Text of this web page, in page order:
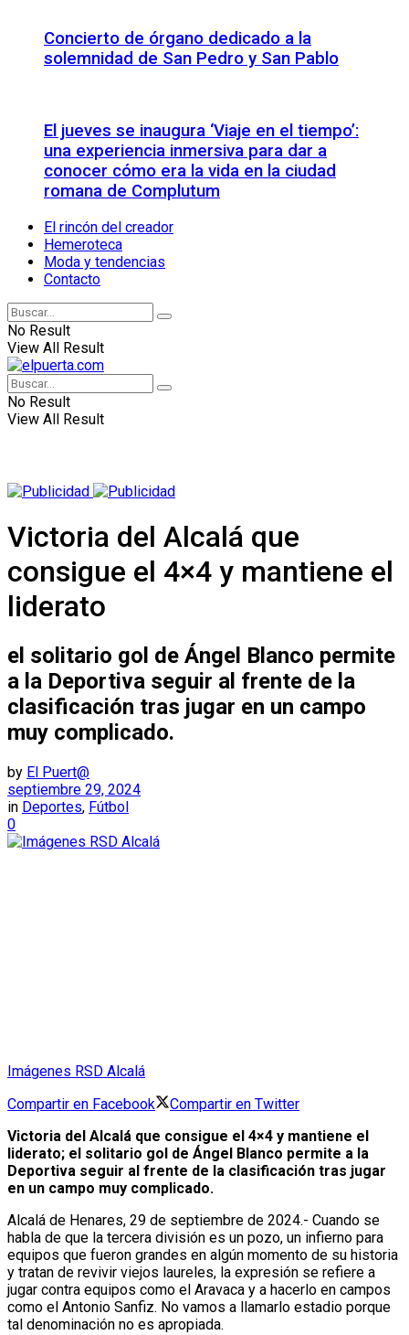
Concierto de órgano dedicado a la
solemnidad de San Pedro y San Pablo
El jueves se inaugura ‘Viaje en el tiempo’:
una experiencia inmersiva para dar a
conocer cómo era la vida en la ciudad
romana de Complutum
El rincón del creador
Hemeroteca
Moda y tendencias
Contacto
No Result
View All Result
No Result
View All Result
Victoria del Alcalá que
consigue el 4×4 y mantiene el
liderato
el solitario gol de Ángel Blanco permite
a la Deportiva seguir al frente de la
clasificación tras jugar en un campo
muy complicado.
by El Puert@
septiembre 29, 2024
in Deportes, Fútbol
0
Imágenes RSD Alcalá
Compartir en Facebook
Compartir en Twitter
Victoria del Alcalá que consigue el 4×4 y mantiene el
liderato; el solitario gol de Ángel Blanco permite a la
Deportiva seguir al frente de la clasificación tras jugar
en un campo muy complicado.
Alcalá de Henares, 29 de septiembre de 2024.- Cuando se
habla de que la tercera división es un pozo, un infierno para
equipos que fueron grandes en algún momento de su historia
y tratan de revivir viejos laureles, la expresión se refiere a
jugar contra equipos como el Aravaca y a hacerlo en campos
como el Antonio Sanfiz. No vamos a llamarlo estadio porque
tal denominación no es apropiada.